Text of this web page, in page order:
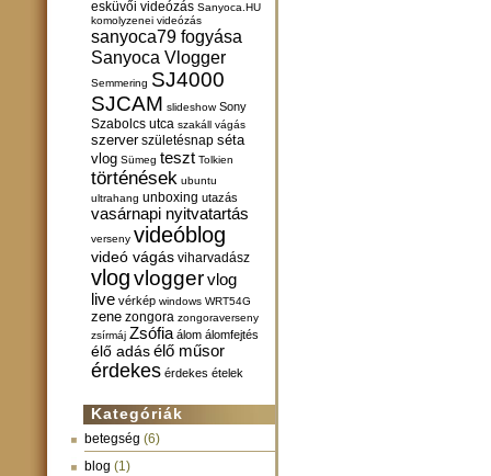
esküvői videózás Sanyoca.HU
komolyzenei videózás
sanyoca79 fogyása
Sanyoca Vlogger
Semmering SJ4000
SJCAM slideshow Sony
Szabolcs utca szakáll vágás
szerver születésnap séta
vlog Sümeg teszt Tolkien
történések ubuntu
ultrahang unboxing utazás
vasárnapi nyitvatartás
verseny videóblog
videó vágás viharvadász
vlogvloggervlog
live vérkép windows WRT54G
zene zongora zongoraverseny
zsírmáj Zsófia álom álomfejtés
élő adás élő műsor
érdekes érdekes ételek
Kategóriák
betegség (6)
blog (1)